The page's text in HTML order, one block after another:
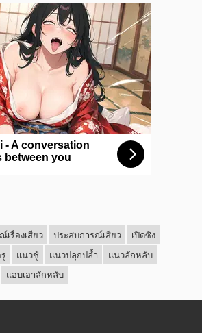
เรื่องเสียว ประสบการณ์เสียว
เปิดซิง
แนวชู้ แนวปลุกปล้ำ
แนวลักหลับ
แอบเอาลักหลับ